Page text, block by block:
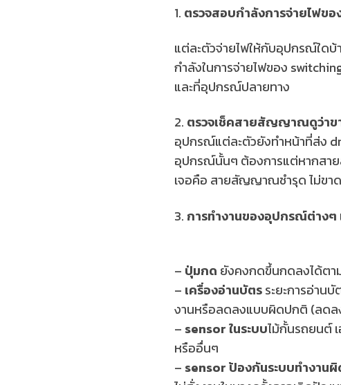
1. ตรวจสอบกำลังการจ่ายไฟข
แต่ละตัวจ่ายไฟให้กับอุปกรณ์ใดบ้
กำลังในการจ่ายไฟของ
และที่อุปกรณ์ปลายทาง
2. ตรวจเช็คสายสัญญาณดูว่าข
อุปกรณ์แต่ละตัวยังทำหน้าที่ส่ง
อุปกรณ์นั้นๆ ต้องการแต่หากสา
เจอคือ สายสัญญาณชำรุด ไม่ขา
3. การทำงานของอุปกรณ์ต่างๆ
– ปุ่มกด ยังคงกดขึ้นกดลงได้ตา
– เครื่องอ่านบัตรระยะการอ่าน
งานหรือลดลงแบบผิดปกติ (ลดล
– sensor ในระบบไม้กั้นรถยนต์
หรืออื่นๆ
– sensor ป้องกันระบบทำงาน